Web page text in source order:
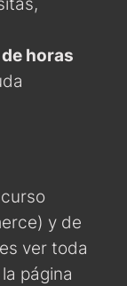
horas
y de
ver toda
página